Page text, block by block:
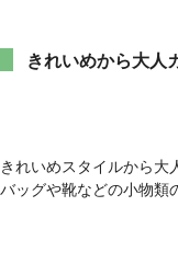
きれいめから大人
きれいめスタイルから
バッグや靴などの小物類